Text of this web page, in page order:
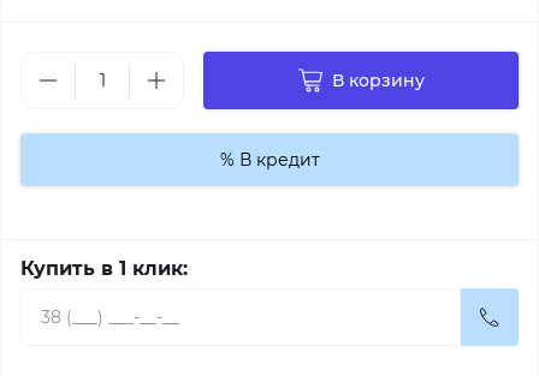
В корзину
% В кредит
Купить в 1 клик: